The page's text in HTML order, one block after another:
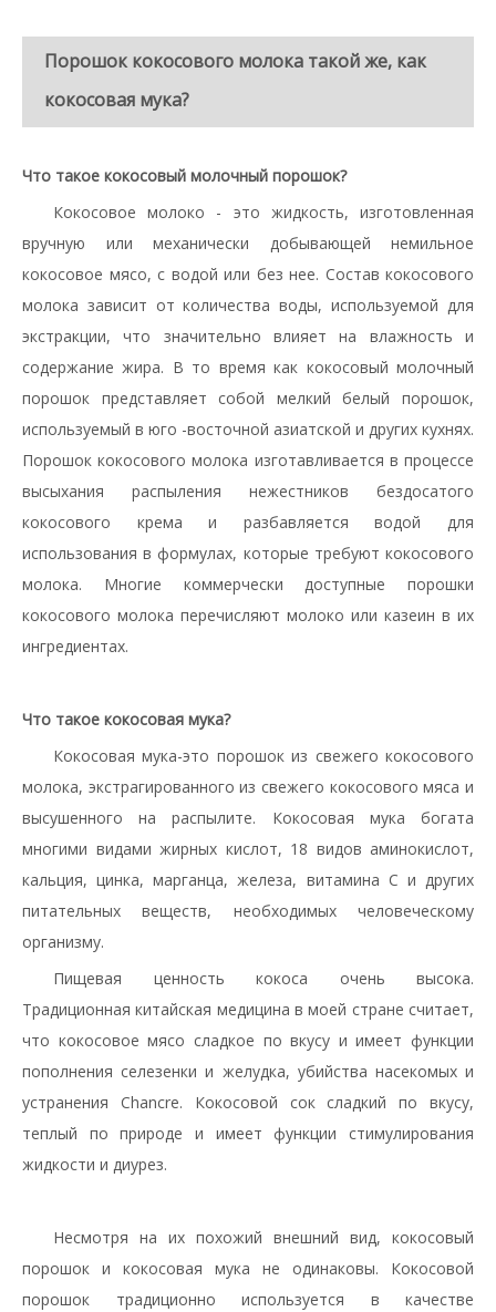
Порошок кокосового молока такой же, как
кокосовая мука?
Что такое кокосовый молочный порошок?
Кокосовое молоко - это жидкость, изготовленная
вручную или механически добывающей немильное
кокосовое мясо, с водой или без нее. Состав кокосового
молока зависит от количества воды, используемой для
экстракции, что значительно влияет на влажность и
содержание жира. В то время как кокосовый молочный
порошок представляет собой мелкий белый порошок,
используемый в юго -восточной азиатской и других кухнях.
Порошок кокосового молока изготавливается в процессе
высыхания распыления нежестников бездосатого
кокосового крема и разбавляется водой для
использования в формулах, которые требуют кокосового
молока. Многие коммерчески доступные порошки
кокосового молока перечисляют молоко или казеин в их
ингредиентах.
Что такое кокосовая мука?
Кокосовая мука-это порошок из свежего кокосового
молока, экстрагированного из свежего кокосового мяса и
высушенного на распылите. Кокосовая мука богата
многими видами жирных кислот, 18 видов аминокислот,
кальция, цинка, марганца, железа, витамина С и других
питательных веществ, необходимых человеческому
организму.
Пищевая ценность кокоса очень высока.
Традиционная китайская медицина в моей стране считает,
что кокосовое мясо сладкое по вкусу и имеет функции
пополнения селезенки и желудка, убийства насекомых и
устранения Chancre. Кокосовой сок сладкий по вкусу,
теплый по природе и имеет функции стимулирования
жидкости и диурез.
Несмотря на их похожий внешний вид, кокосовый
порошок и кокосовая мука не одинаковы. Кокосовой
порошок традиционно используется в качестве